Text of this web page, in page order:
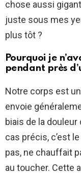
chose aussi
juste sous mes
plus tôt ?
Pourquoi je
pendant près
Notre corps est
envoie
biais de la
cas précis, c’est
pas, ne chauffait
au toucher. Cette